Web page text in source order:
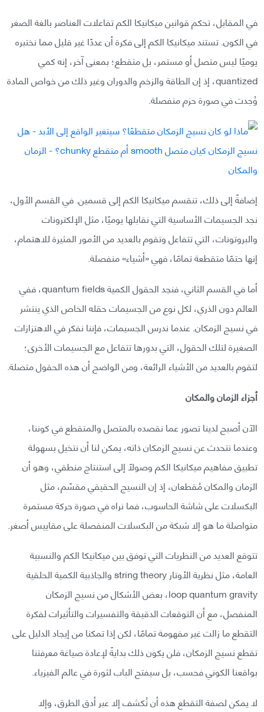
في المقابل، تحكم قوانين ميكانيكا الكم تفاعلات العناصر بالغة الصغر
في الكون. تستند ميكانيكا الكم إلى فكرة أن عددًا غير قليل مما نختبره
يوميًا ليس متصل أو مستمر، بل متقطع؛ بمعنى آخر، إنه كمي
quantized، إذ إن الطاقة والزخم والدوران وغير ذلك من خواص المادة
وُجدت في صورة حزم منفصلة.
إضافةً إلى ذلك، تنقسم ميكانيكا الكم إلى قسمين. في القسم الأول،
نجد الجسيمات الأساسية التي نقابلها يوميًا، مثل الإلكترونات
والبروتونات، التي تتفاعل وتقوم بالعديد من الأمور المثيرة للاهتمام،
إنها حتمًا متقطعة تمامًا، فهي «أشياء» منفصلة.
أما في القسم الثاني، فنجد الحقول الكمية quantum fields، ففي
العالم دون الذري، لكل نوع من الجسيمات حقله الخاص الذي ينتشر
في نسيج الزمكان. عندما ندرس الجسيمات، فإننا نفكر في الاهتزازات
الصغيرة لتلك الحقول، التي بدورها تتفاعل مع الجسيمات الأخرى؛
لتقوم بالعديد من الأشياء الرائعة، ومن الواضح أن هذه الحقول متصلة.
أجزاء الزمان والمكان
الآن أصبح لدينا تصور عما نقصده بالمتصل والمتقطع في كوننا،
وعندما نتحدث عن نسيج الزمكان ذاته، يمكن لنا أن نتخيل بسهولة
تطبيق مفاهيم ميكانيكا الكم وصولًا إلى استنتاج منطقي، وهو أن
الزمان والمكان مُقطعان، إذ إن النسيج الحقيقي مقسّم، مثل
البكسلات على شاشة الحاسوب، فما نراه في صورة حركة مستمرة
متواصلة ما هو إلا شبكة من البكسلات المنفصلة على مقاييس أصغر.
تتوقع العديد من النظريات التي توفق بين ميكانيكا الكم والنسبية
العامة، مثل نظرية الأوتار string theory والجاذبية الكمية الحلقية
loop quantum gravity، بعض الأشكال من نسيج الزمكان
المنفصل، مع أن التوقعات الدقيقة والتفسيرات والتأثيرات لفكرة
التقطع ما زالت غير مفهومة تمامًا، لكن إذا تمكنا من إيجاد الدليل على
تقطع نسيج الزمكان، فلن يكون ذلك بدايةً لإعادة صياغة معرفتنا
بواقعنا الكوني فحسب، بل سيفتح الباب لثورة في عالم الفيزياء.
لا يمكن لصفة التقطع هذه أن تُكشف إلا عبر أدق الطرق، وإلا